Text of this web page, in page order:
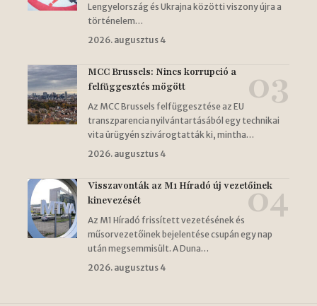
Lengyelország és Ukrajna közötti viszony újra a
történelem…
2026. augusztus 4
MCC Brussels: Nincs korrupció a
felfüggesztés mögött
Az MCC Brussels felfüggesztése az EU
transzparencia nyilvántartásából egy technikai
vita ürügyén szivárogtatták ki, mintha…
2026. augusztus 4
Visszavonták az M1 Híradó új vezetőinek
kinevezését
Az M1 Híradó frissített vezetésének és
műsorvezetőinek bejelentése csupán egy nap
után megsemmisült. A Duna…
2026. augusztus 4